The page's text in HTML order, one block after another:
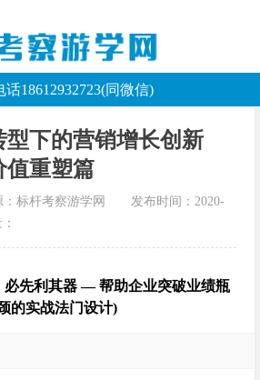
同微信)
型下的营销增长创新
重塑篇
标杆考察游学网 发布时间：2020-
必先利其器 — 帮助企业突破业绩瓶
的实战法门设计)